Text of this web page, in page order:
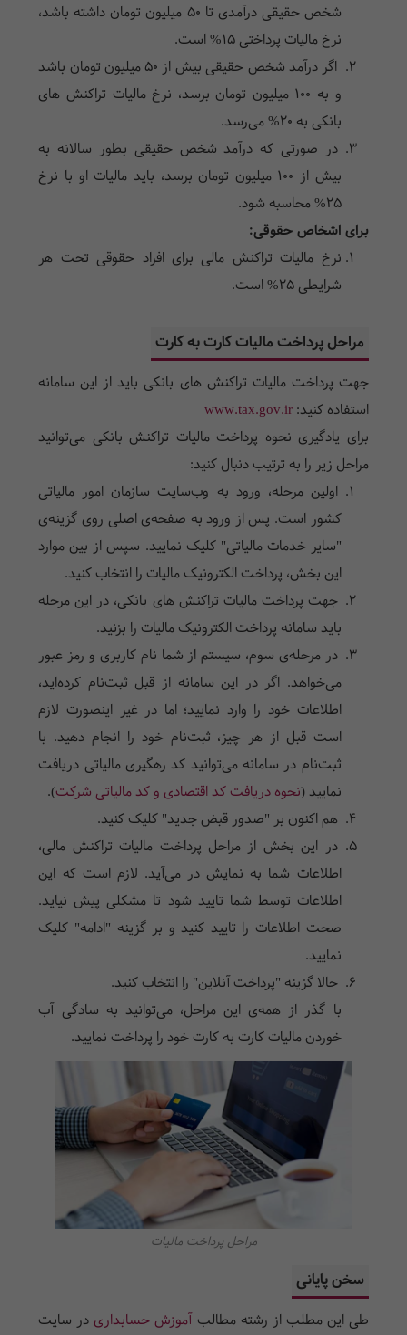
شخص حقیقی درآمد‌ی تا 50 میلیون تومان داشته باشد،
نرخ مالیات پرداختی 15% است.
اگر درآمد شخص حقیقی بیش از 50 میلیون تومان باشد
و به 100 میلیون تومان برسد، نرخ مالیات تراکنش ها‌ی
بانکی به 20% می‌رسد.
در صورتی که درآمد شخص حقیقی بطور سالانه به
بیش از 100 میلیون تومان برسد، باید مالیات او با نرخ
25% محاسبه شود.
برای اشخاص حقوقی:
نرخ مالیات تراکنش مالی برای افراد حقوقی تحت هر
شرایطی 25% است.
مراحل پرداختمالیات کارت به کارت
جهت پرداخت مالیات تراکنش ها‌ی بانکی باید از این سامانه
استفاده کنید‌:www.tax.gov.ir
برای یادگیری نحوه پرداخت مالیات تراکنش بانکی می‌توانید
مراحل زیر را به ترتیب دنبال کنید:
اولین مرحله، ورود به وب‌سایت سازمان امور مالیاتی
کشور است. پس از ورود به صفحه‌ی اصلی رو‌ی گزینه‌ی
"سایر خدمات مالیاتی" کلیک نمایید. سپس از بین موارد
این بخش، پرداخت الکترونیک مالیات را انتخاب کنید.
جهت پرداخت مالیات تراکنش ها‌ی بانکی، در این مرحله
باید سامانه پرداخت الکترونیک مالیات را بزنید.
در مرحله‌ی سوم، سیستم از شما نام کاربری و رمز عبور
می‌خواهد. اگر در این سامانه از قبل ثبت‌نام کرده‌اید،
اطلاعات خود را وارد نمایید؛ اما در غیر اینصورت لازم
است قبل از هر چیز، ثبت‌نام خود را انجام دهید. با
ثبت‌نام در سامانه می‌توانید کد رهگیری مالیاتی دریافت
نمایید (نحوه دریافت کد اقتصادی و کد مالیاتی شرکت).
هم اکنون بر "صدور قبض جدید" کلیک کنید.
در این بخش از مراحل پرداخت مالیات تراکنش مالی،
اطلاعات شما به نمایش در می‌آید. لازم است که این
اطلاعات توسط شما تایید شود تا مشکلی پیش نیاید.
صحت اطلاعات را تایید کنید و بر گزینه "ادامه" کلیک
نمایید.
حالا گزینه "پرداخت آنلاین" را انتخاب کنید.
با گذر از همه‌ی این مراحل، می‌توانید به سادگی آب
خوردنمالیات کارت به کارت خود را پرداخت نمایید.
مراحل پرداخت مالیات
سخن پایانی
طی این مطلب از رشته مطالبآموزش حسابداریدر سایت